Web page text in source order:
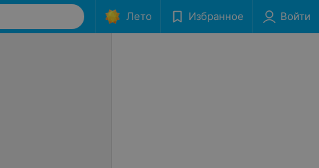
Лето Избранное Войти